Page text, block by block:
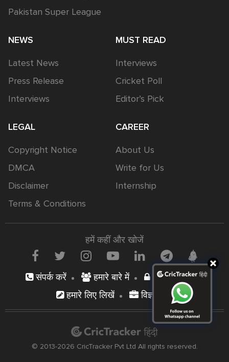
Pakistan Super League
NEWS
Latest News
Press Release
Interviews
MUST READ
Interviews
Cricket Poll
Editor’s Pick
LEGAL
Copyright Notice
DMCA
Disclaimer
Terms & Conditions
CAREER
About Us
Write for Us
Internship
हमें कहीं और खोजें
संपर्क करें हमारे बारे में
निजता नीति
हमारे लिए लिखें
विज्ञापन दें
© 2013-2026 CricTracker Pvt Ltd All rights reserved.